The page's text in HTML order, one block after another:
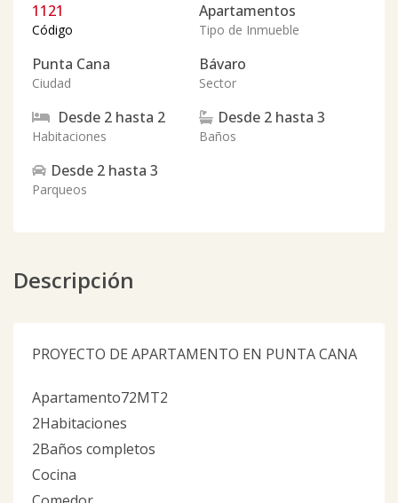
1121
Código
Apartamentos
Tipo de Inmueble
Punta Cana
Ciudad
Bávaro
Sector
Desde 2 hasta 2
Habitaciones
Desde 2 hasta 3
Baños
Desde 2 hasta 3
Parqueos
Descripción
PROYECTO DE APARTAMENTO EN PUNTA CANA
Apartamento72MT2
2Habitaciones
2Baños completos
Cocina